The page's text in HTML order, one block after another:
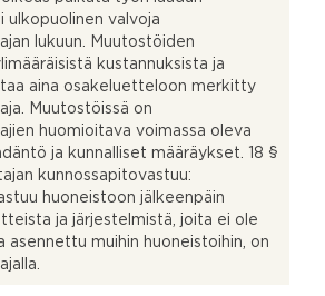
ulkopuolinen valvoja
lukuun. Muutostöiden
kustannuksista ja
aina osakeluetteloon merkitty
Muutostöissä on
huomioitava voimassa oleva
ja kunnalliset määräykset. 18 §
kunnossapitovastuu:
huoneistoon jälkeenpäin
ja järjestelmistä, joita ei ole
asennettu muihin huoneistoihin, on